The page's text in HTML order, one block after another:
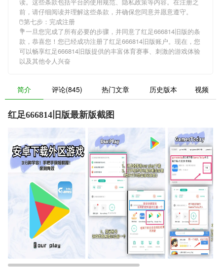
前，请仔细阅读并理解这些条款，并确保您同意并愿意遵守。
🖱第七步：完成注册
💐一旦您完成了所有必要的步骤，并同意了红足666814旧版的条
款，恭喜您！您已经成功注册了红足666814旧版账户。现在，您
可以畅享红足666814旧版提供的丰富体育赛事、刺激的游戏体验
以及其他令人兴奋
简介 评论(845) 热门文章 历史版本 视频
红足666814旧版最新版截图